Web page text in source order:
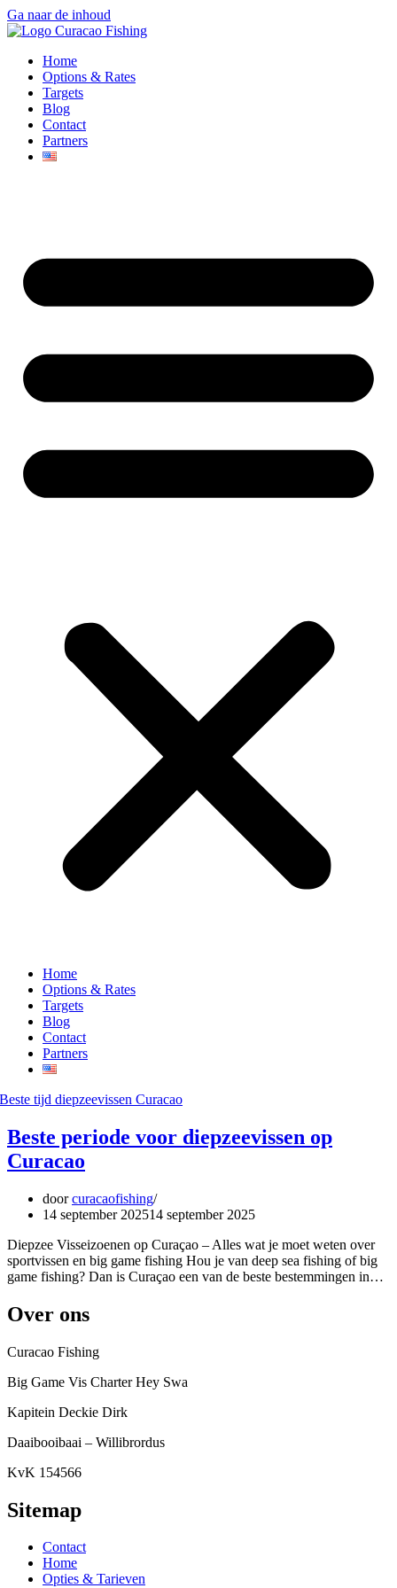
Ga naar de inhoud
Home
Options & Rates
Targets
Blog
Contact
Partners
Home
Options & Rates
Targets
Blog
Contact
Partners
Beste periode voor diepzeevissen op
Curacao
doorcuracaofishing
14 september 202514 september 2025
Diepzee Visseizoenen op Curaçao – Alles wat je moet weten over
sportvissen en big game fishing Hou je van deep sea fishing of big
game fishing? Dan is Curaçao een van de beste bestemmingen in…
Over ons
Curacao Fishing
Big Game Vis Charter Hey Swa
Kapitein Deckie Dirk
Daaibooibaai – Willibrordus
KvK 154566
Sitemap
Contact
Home
Opties & Tarieven